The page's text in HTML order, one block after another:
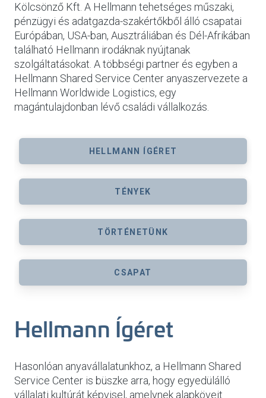
Kölcsönző Kft. A Hellmann tehetséges műszaki,
pénzügyi és adatgazda-szakértőkből álló csapatai
Európában, USA-ban, Ausztráliában és Dél-Afrikában
található Hellmann irodáknak nyújtanak
szolgáltatásokat. A többségi partner és egyben a
Hellmann Shared Service Center anyaszervezete a
Hellmann Worldwide Logistics, egy
magántulajdonban lévő családi vállalkozás.
HELLMANN ÍGÉRET
TÉNYEK
TÖRTÉNETÜNK
CSAPAT
Hellmann Ígéret
Hasonlóan anyavállalatunkhoz, a Hellmann Shared
Service Center is büszke arra, hogy egyedülálló
vállalati kultúrát képvisel, amelynek alapköveit